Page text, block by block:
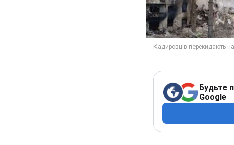
Будьте
Google